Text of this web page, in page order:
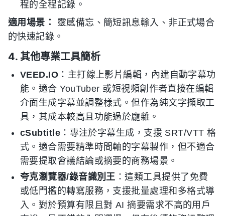
程的全程記錄。
適用場景：
靈感備忘、簡短訊息輸入、非正式場合
的快速記錄。
4. 其他專業工具簡析
VEED.IO ：主打線上影片編輯，內建自動字幕功
能。適合 YouTuber 或短視頻創作者直接在編輯
介面生成字幕並調整樣式。但作為純文字擷取工
具，其成本較高且功能過於龐雜。
cSubtitle ：專注於字幕生成，支援 SRT/VTT 格
式。適合需要精準時間軸的字幕製作，但不適合
需要提取會議結論或摘要的商務場景。
夸克瀏覽器/錄音識別王 ：這類工具提供了免費
或低門檻的轉寫服務，支援批量處理和多格式導
入。對於預算有限且對 AI 摘要需求不高的用戶